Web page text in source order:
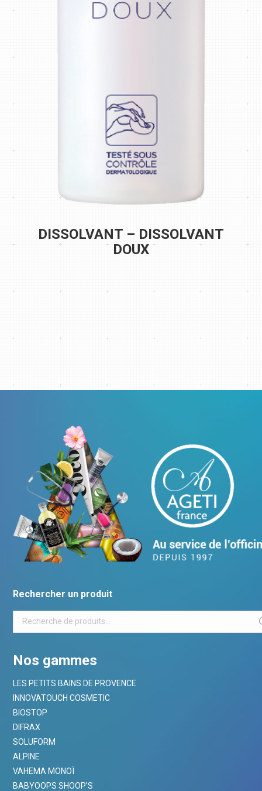
DISSOLVANT – DISSOLVANT
DOUX
Rechercher un produit
Nos gammes
LES PETITS BAINS DE PROVENCE
INNOVATOUCH COSMETIC
BIOSTOP
DIFRAX
SOLUFORM
ALPINE
VAHEMA MONOÏ
BABYOOPS SHOOP’S